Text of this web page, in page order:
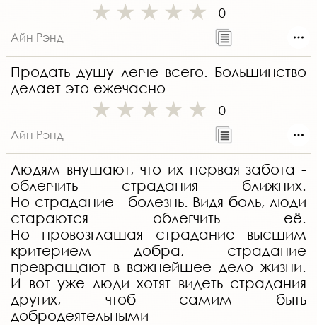
0
Айн Рэнд
Продать душу легче всего. Большинство
делает это ежечасно
0
Айн Рэнд
Людям внушают, что их первая забота -
облегчить страдания ближних.
Но страдание - болезнь. Видя боль, люди
стараются облегчить её.
Но провозглашая страдание высшим
критерием добра, страдание
превращают в важнейшее дело жизни.
И вот уже люди хотят видеть страдания
других, чтоб самим быть
добродеятельными